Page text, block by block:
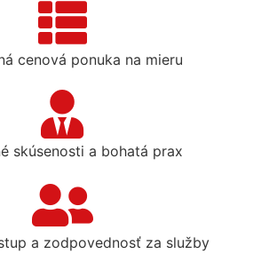
cenová ponuka na mieru
skúsenosti a bohatá prax
a zodpovednosť za služby